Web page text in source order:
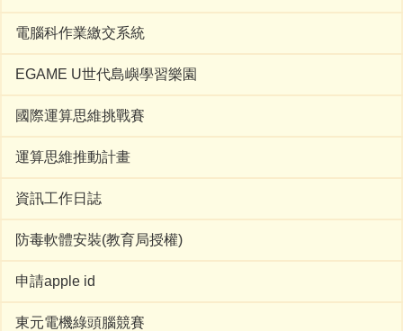
電腦科作業繳交系統
EGAME U世代島嶼學習樂園
國際運算思維挑戰賽
運算思維推動計畫
資訊工作日誌
防毒軟體安裝(教育局授權)
申請apple id
東元電機綠頭腦競賽